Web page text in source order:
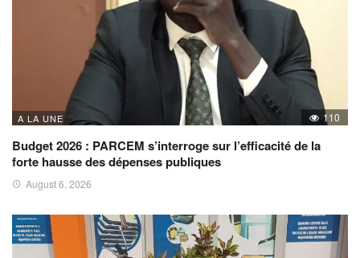
A LA UNE 110
Budget 2026 : PARCEM s’interroge sur l’efficacité de la
forte hausse des dépenses publiques
August 6, 2026